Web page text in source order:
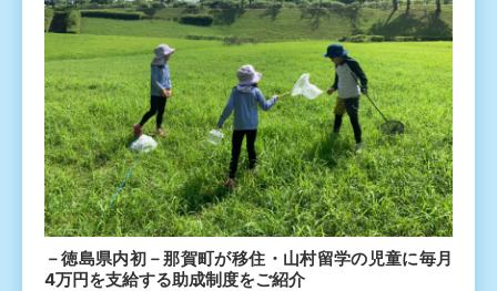
－徳島県内初－那賀町が移住・山村留学の児童に毎月
4万円を支給する助成制度をご紹介